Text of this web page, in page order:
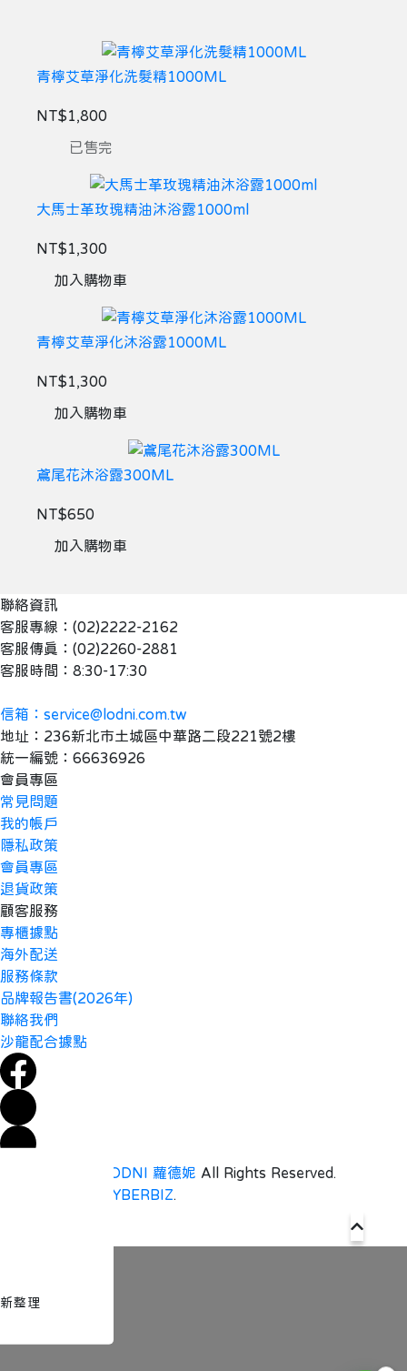
青檸艾草淨化洗髮精1000ML
NT$1,800
已售完
大馬士革玫瑰精油沐浴露1000ml
NT$1,300
加入購物車
青檸艾草淨化沐浴露1000ML
NT$1,300
加入購物車
鳶尾花沐浴露300ML
NT$650
加入購物車
聯絡資訊
客服專線：(02)2222-2162
客服傳真：(02)2260-2881
客服時間：8:30-17:30
信箱：service@lodni.com.tw
地址：236新北市土城區中華路二段221號2樓
統一編號：66636926
會員專區
常見問題
我的帳戶
隱私政策
會員專區
退貨政策
顧客服務
專櫃據點
海外配送
服務條款
品牌報告書(2026年)
聯絡我們
沙龍配合據點
LODNI 蘿德妮 All Rights Reserved.
CYBERBIZ.
整理